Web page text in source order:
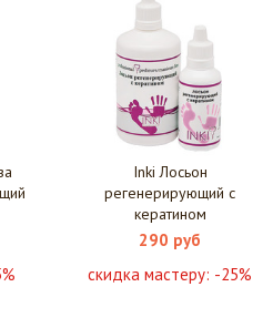
Inki Лосьон
регенерирующий с
кератином
290 руб
скидка мастеру: -25%